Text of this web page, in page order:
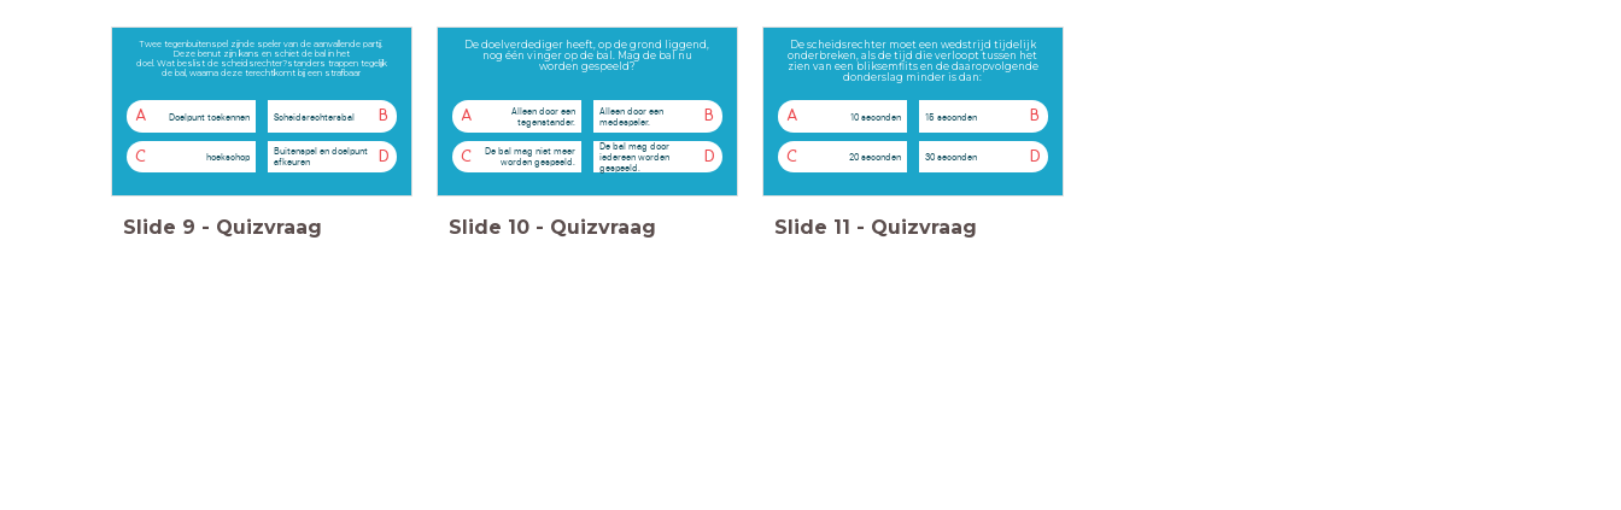
Twee tegenbuitenspel zijnde speler van de aanvallende partij.
Deze benut zijn kans en schiet de bal in het
doel. Wat beslist de scheidsrechter?standers trappen tegelijk
de bal, waarna deze terechtkomt bij een strafbaar
A Doelpunt toekennen B
Scheidsrechtersbal
C hoekschop D
Buitenspel en doelpunt
afkeuren
Slide 9 - Quizvraag
De doelverdediger heeft, op de grond liggend,
nog één vinger op de bal. Mag de bal nu
worden gespeeld?
A
Alleen door een
tegenstander.
B
Alleen door een
medespeler.
C
De bal mag niet meer
worden gespeeld.
D
De bal mag door
iedereen worden
gespeeld.
Slide 10 - Quizvraag
De scheidsrechter moet een wedstrijd tijdelijk
onderbreken, als de tijd die verloopt tussen het
zien van een bliksemflits en de daaropvolgende
donderslag minder is dan:
A 10 seconden B
15 seconden
C 20 seconden D
30 seconden
Slide 11 - Quizvraag